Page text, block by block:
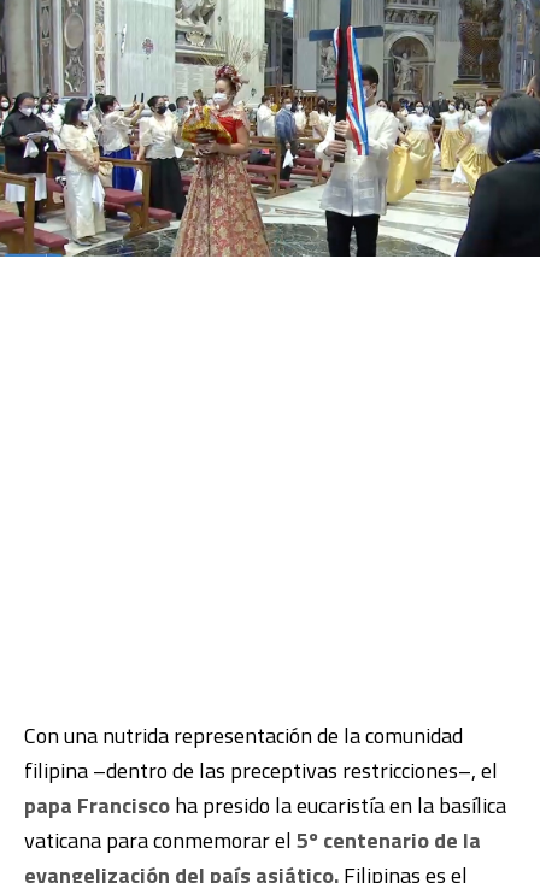
Con una nutrida representación de la comunidad
filipina –dentro de las preceptivas restricciones–, el
papa Franciscoha presido la eucaristía en la basílica
vaticana para conmemorar el5º centenario de la
evangelización del país asiático.Filipinas es el